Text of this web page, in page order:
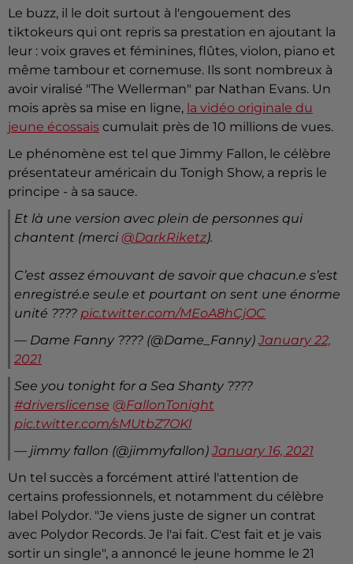
Le buzz, il le doit surtout à l'engouement des
tiktokeurs qui ont repris sa prestation en ajoutant la
leur : voix graves et féminines, flûtes, violon, piano et
même tambour et cornemuse. Ils sont nombreux à
avoir viralisé "The Wellerman" par Nathan Evans. Un
mois après sa mise en ligne, la vidéo originale du
jeune écossais cumulait près de 10 millions de vues.
Le phénomène est tel que Jimmy Fallon, le célèbre
présentateur américain du Tonigh Show, a repris le
principe - à sa sauce.
Et là une version avec plein de personnes qui
chantent (merci @DarkRiketz).
C’est assez émouvant de savoir que chacun.e s’est
enregistré.e seul.e et pourtant on sent une énorme
unité ???? pic.twitter.com/MEoA8hCjOC
— Dame Fanny ???? (@Dame_Fanny)January 22,
2021
See you tonight for a Sea Shanty ????
#driverslicense @FallonTonight
pic.twitter.com/sMUtbZ7OKl
— jimmy fallon (@jimmyfallon)January 16, 2021
Un tel succès a forcément attiré l'attention de
certains professionnels, et notamment du célèbre
label Polydor. "Je viens juste de signer un contrat
avec Polydor Records. Je l'ai fait. C'est fait et je vais
sortir un single", a annoncé le jeune homme le 21